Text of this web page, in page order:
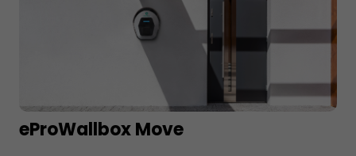
eProWallbox Move